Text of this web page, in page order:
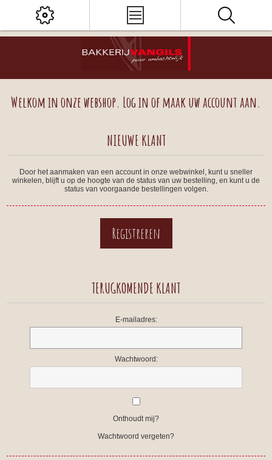
Welkom in onze webshop. Log in of maak uw account aan.
NIEUWE KLANT
Door het aanmaken van een account in onze webwinkel, kunt u sneller
winkelen, blijft u op de hoogte van de status van uw bestelling, en kunt u de
status van voorgaande bestellingen volgen.
TERUGKOMENDE KLANT
E-mailadres:
Wachtwoord:
Onthoudt mij?
Wachtwoord vergeten?